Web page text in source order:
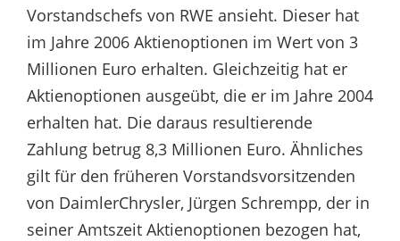
Vorstandschefs von RWE ansieht. Dieser hat
im Jahre 2006 Aktienoptionen im Wert von 3
Millionen Euro erhalten. Gleichzeitig hat er
Aktienoptionen ausgeübt, die er im Jahre 2004
erhalten hat. Die daraus resultierende
Zahlung betrug 8,3 Millionen Euro. Ähnliches
gilt für den früheren Vorstandsvorsitzenden
von DaimlerChrysler, Jürgen Schrempp, der in
seiner Amtszeit Aktienoptionen bezogen hat,